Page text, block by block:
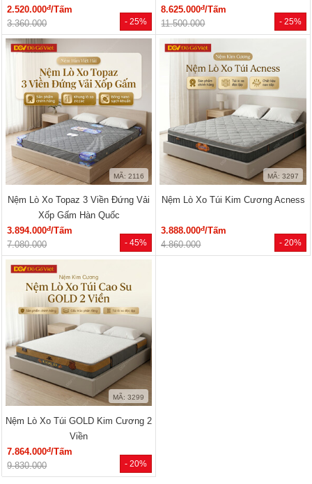
- 25%
2.520.000đ/Tấm
3.360.000
- 25%
8.625.000đ/Tấm
11.500.000
- 45%
MÃ: 2116
Nệm Lò Xo Topaz 3 Viền Đứng Vải
Xốp Gấm Hàn Quốc
3.894.000đ/Tấm
7.080.000
- 20%
MÃ: 3297
Nệm Lò Xo Túi Kim Cương Acness
3.888.000đ/Tấm
4.860.000
- 20%
MÃ: 3299
Nệm Lò Xo Túi GOLD Kim Cương 2
Viền
7.864.000đ/Tấm
9.830.000